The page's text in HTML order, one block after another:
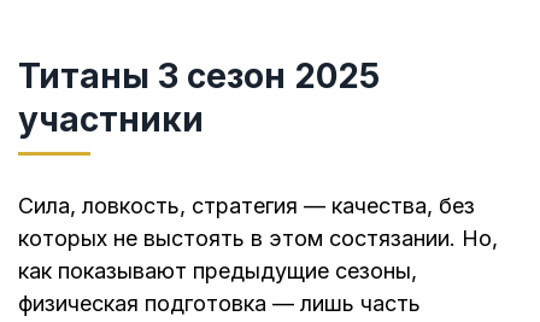
Титаны 3 сезон 2025
участники
Сила, ловкость, стратегия — качества, без
которых не выстоять в этом состязании. Но,
как показывают предыдущие сезоны,
физическая подготовка — лишь часть